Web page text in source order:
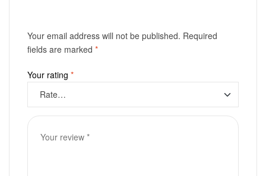
Your email address will not be published. Required
fields are marked *
Your rating *